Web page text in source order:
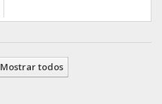
Mostrar todos